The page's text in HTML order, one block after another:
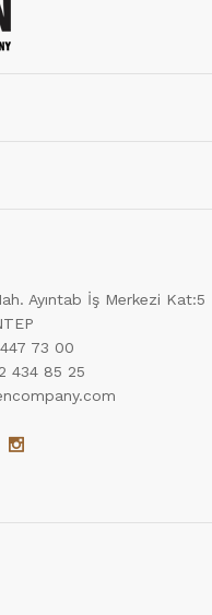
Ayıntab İş Merkezi Kat:5
73 00
434 85 25